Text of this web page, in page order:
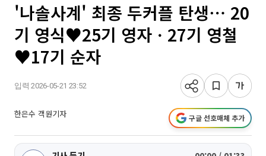
'나솔사계' 최종 두커플 탄생⋯ 20
기 영식♥25기 영자ㆍ27기 영철
♥17기 순자
입력 2026-05-21 23:52
한은수 객원기자 구글 선호매체 추가